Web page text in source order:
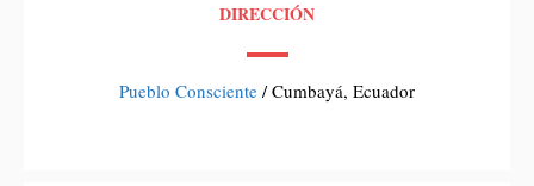
DIRECCIÓN
Pueblo Consciente / Cumbayá, Ecuador